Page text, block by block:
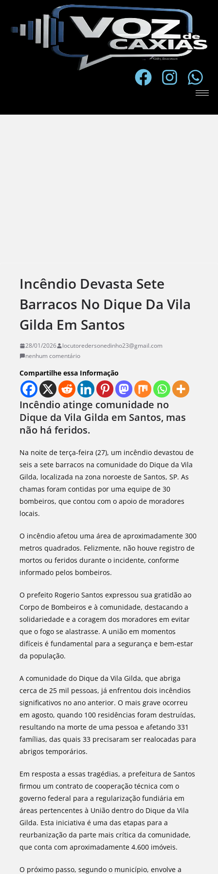
Incêndio Devasta Sete
Barracos No Dique Da Vila
Gilda Em Santos
28/01/2026
locutoredersonedinho23@gmail.com
nenhum comentário
Compartilhe essa Informação
Incêndio atinge comunidade no
Dique da Vila Gilda em Santos, mas
não há feridos.
Na noite de terça-feira (27), um incêndio devastou de
seis a sete barracos na comunidade do Dique da Vila
Gilda, localizada na zona noroeste de Santos, SP. As
chamas foram contidas por uma equipe de 30
bombeiros, que contou com o apoio de moradores
locais.
O incêndio afetou uma área de aproximadamente 300
metros quadrados. Felizmente, não houve registro de
mortos ou feridos durante o incidente, conforme
informado pelos bombeiros.
O prefeito Rogerio Santos expressou sua gratidão ao
Corpo de Bombeiros e à comunidade, destacando a
solidariedade e a coragem dos moradores em evitar
que o fogo se alastrasse. A união em momentos
difíceis é fundamental para a segurança e bem-estar
da população.
A comunidade do Dique da Vila Gilda, que abriga
cerca de 25 mil pessoas, já enfrentou dois incêndios
significativos no ano anterior. O mais grave ocorreu
em agosto, quando 100 residências foram destruídas,
resultando na morte de uma pessoa e afetando 331
famílias, das quais 33 precisaram ser realocadas para
abrigos temporários.
Em resposta a essas tragédias, a prefeitura de Santos
firmou um contrato de cooperação técnica com o
governo federal para a regularização fundiária em
áreas pertencentes à União dentro do Dique da Vila
Gilda. Esta iniciativa é uma das etapas para a
reurbanização da parte mais crítica da comunidade,
que conta com aproximadamente 4.600 imóveis.
O próximo passo, segundo o município, envolve a